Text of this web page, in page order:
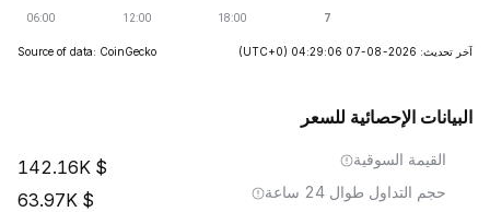
آخر تحديث: 2026-08-07 04:29:06 (UTC+0)
Source of data: CoinGecko
البيانات الإحصائية للسعر
القيمة السوقية 142.16K
حجم التداول طوال 24 ساعة 63.97K